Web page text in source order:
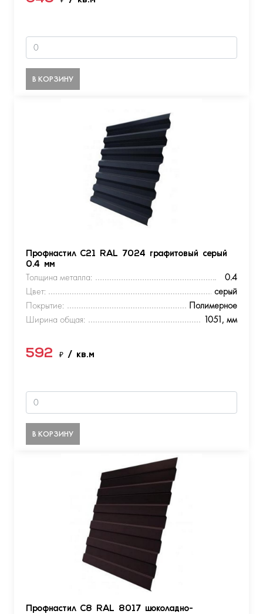
В КОРЗИНУ
Профнастил С21 RAL 7024 графитовый серый
0.4 мм
Толщина металла:
0.4
Цвет:
серый
Покрытие:
Полимерное
Ширина общая:
1051, мм
592 ₽ / кв.м
В КОРЗИНУ
Профнастил С8 RAL 8017 шоколадно-